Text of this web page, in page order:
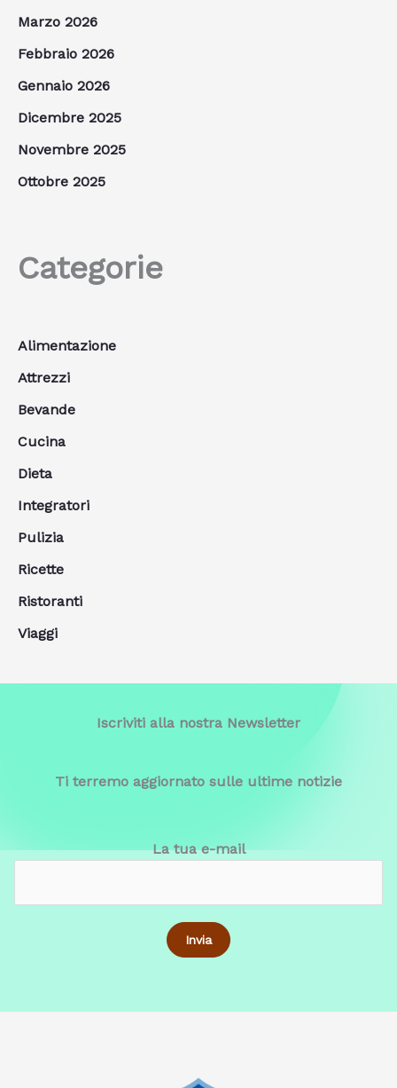
Marzo 2026
Febbraio 2026
Gennaio 2026
Dicembre 2025
Novembre 2025
Ottobre 2025
Categorie
Alimentazione
Attrezzi
Bevande
Cucina
Dieta
Integratori
Pulizia
Ricette
Ristoranti
Viaggi
Iscriviti alla nostra Newsletter
Ti terremo aggiornato sulle ultime notizie
La tua e-mail